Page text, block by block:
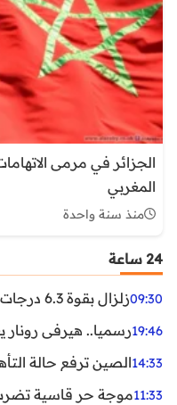
الجزائر في مرمى
المغربي
منذ سنة واحدة
24 ساعة
09:30زلزال بقوة 6.3 درجات يضرب جنوب الفلبين.. ولا تحذير من تسونامي حتى الآن
19:46رسميا.. هيرفي رونار
14:33الصين ترفع حالة
11:33موجة حر قاسية تضرب